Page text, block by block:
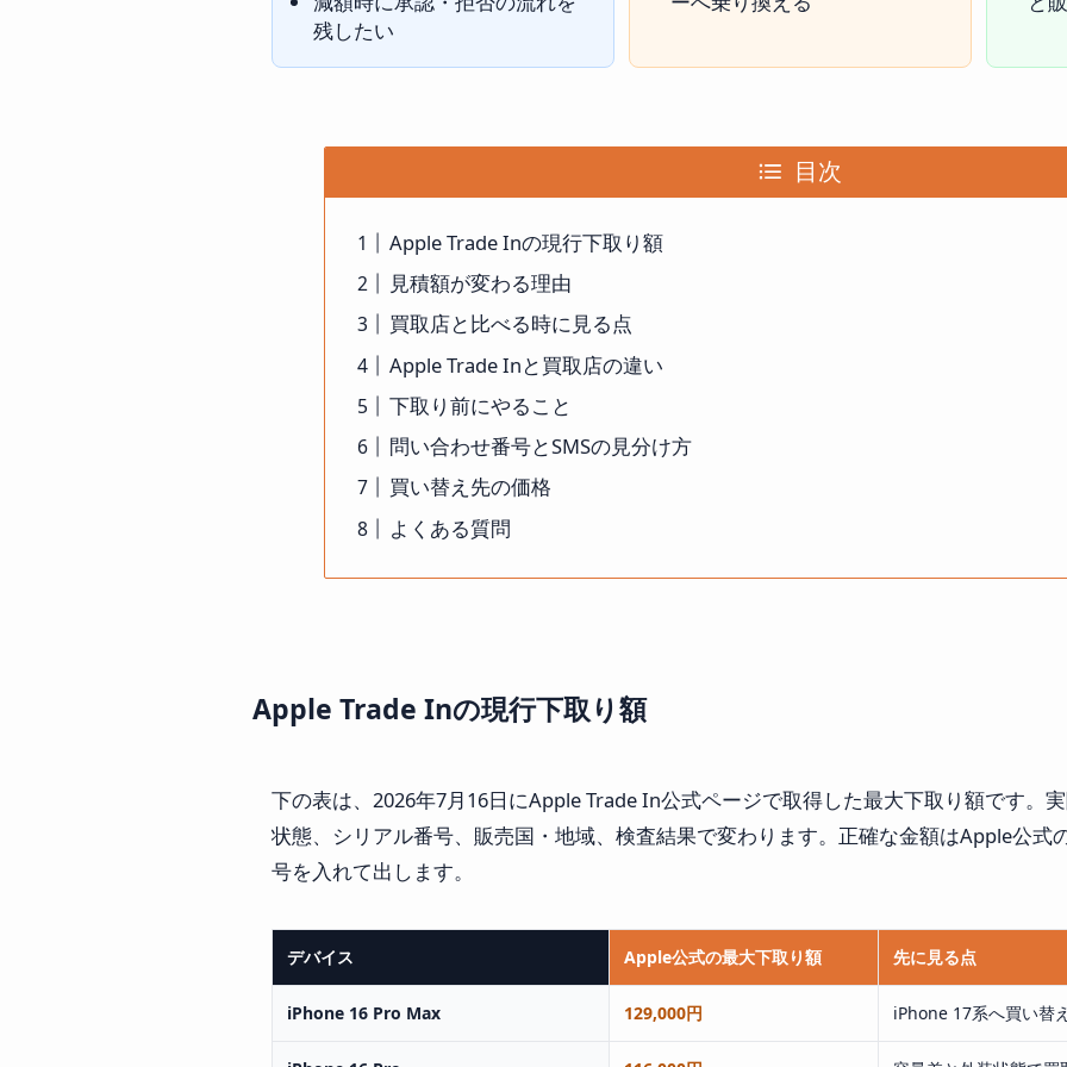
残したい
目次
Apple Trade Inの現行下取り額
見積額が変わる理由
買取店と比べる時に見る点
Apple Trade Inと買取店の違い
下取り前にやること
問い合わせ番号とSMSの見分け方
買い替え先の価格
よくある質問
Apple Trade Inの現行下取り額
下の表は、2026年7月16日にApple Trade In公式ページで取得した最大下取り額です。
状態、シリアル番号、販売国・地域、検査結果で変わります。正確な金額はApple公式
号を入れて出します。
デバイス Apple公式の最大下取り額 先に見る点
iPhone 16 Pro Max 129,000円 iPhone 17系へ買い替